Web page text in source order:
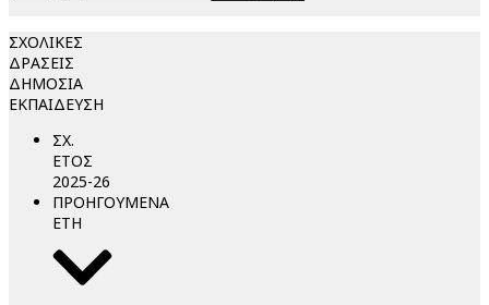
ΣΧΟΛΙΚΕΣ
ΔΡΑΣΕΙΣ
ΔΗΜΟΣΙΑ
ΕΚΠΑΙΔΕΥΣΗ
ΣΧ.
ΕΤΟΣ
2025-26
ΠΡΟΗΓΟΥΜΕΝΑ
ΕΤΗ